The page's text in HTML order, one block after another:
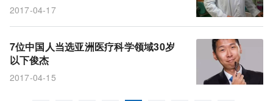
2017-04-17
7位中国人当选亚洲医疗科学领域30岁
以下俊杰
2017-04-15